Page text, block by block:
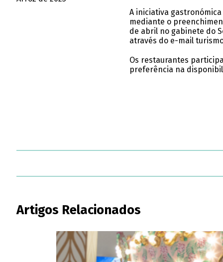
A iniciativa
mediante o
de abril no gabinete do
através do e-mail
Os restaurantes
preferência na
Artigos Relacionados